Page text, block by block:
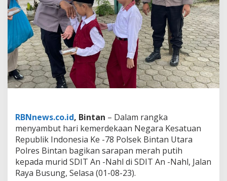
k
a
a
n
I
K
e
P
o
r
e
s
B
i
RBNnews.co.id, Bintan – Dalam rangka
menyambut hari kemerdekaan Negara Kesatuan
Republik Indonesia Ke -78 Polsek Bintan Utara
Polres Bintan bagikan sarapan merah putih
kepada murid SDIT An -Nahl di SDIT An -Nahl, Jalan
Raya Busung, Selasa (01-08-23).